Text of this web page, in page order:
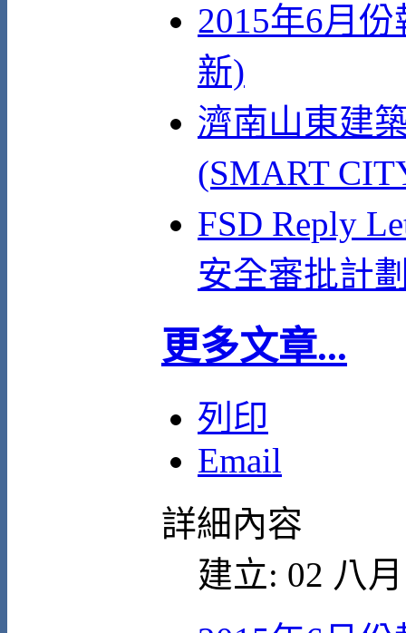
2015年6月
新)
濟南山東建
(SMART
FSD Reply
安全審批計
更多文章...
列印
Email
詳細內容
建立: 02 八